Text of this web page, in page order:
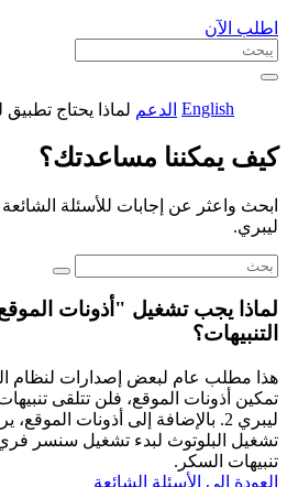
اطلب الآن
English الدعم لماذا يحتاج
كيف يمكننا مساعدتك؟
ابحث واعثر عن إجابات للأسئلة
ليبري.
لماذا يجب تشغيل "أذونات
التنبيهات؟
هذا مطلب عام لبعض إصدارات لنظام
تمكين أذونات الموقع، فلن تتلقى
ليبري 2. بالإضافة إلى أذونات
تنبيهات السكر.
العودة إلى الأسئلة الشائعة